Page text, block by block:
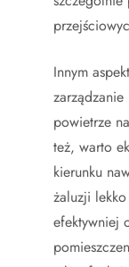
Innym
powietrze
też, warto
kierunku
żaluzji
efektywniej